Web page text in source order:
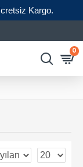
Kargo.
0